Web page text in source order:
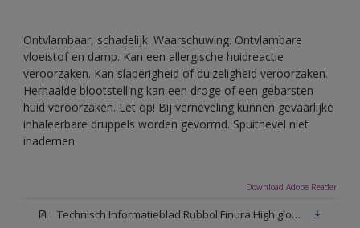
Ontvlambaar, schadelijk. Waarschuwing. Ontvlambare
vloeistof en damp. Kan een allergische huidreactie
veroorzaken. Kan slaperigheid of duizeligheid veroorzaken.
Herhaalde blootstelling kan een droge of een gebarsten
huid veroorzaken. Let op! Bij verneveling kunnen gevaarlijke
inhaleerbare druppels worden gevormd. Spuitnevel niet
inademen.
Download Adobe Reader
Technisch Informatieblad Rubbol Finura High gloss (PDF)